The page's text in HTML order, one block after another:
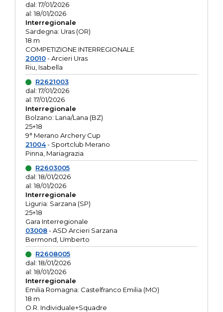
dal: 17/01/2026
al: 18/01/2026
Interregionale
Sardegna: Uras (OR)
18 m
COMPETIZIONE INTERREGIONALE
20010- Arcieri Uras
Riu, Isabella
R2621003
dal: 17/01/2026
al: 17/01/2026
Interregionale
Bolzano: Lana/Lana (BZ)
25+18
9° Merano Archery Cup
21004- Sportclub Merano
Pinna, Mariagrazia
R2603005
dal: 18/01/2026
al: 18/01/2026
Interregionale
Liguria: Sarzana (SP)
25+18
Gara Interregionale
03008- ASD Arcieri Sarzana
Bermond, Umberto
R2608005
dal: 18/01/2026
al: 18/01/2026
Interregionale
Emilia Romagna: Castelfranco Emilia (MO)
18 m
O.R. Individuale+Squadre